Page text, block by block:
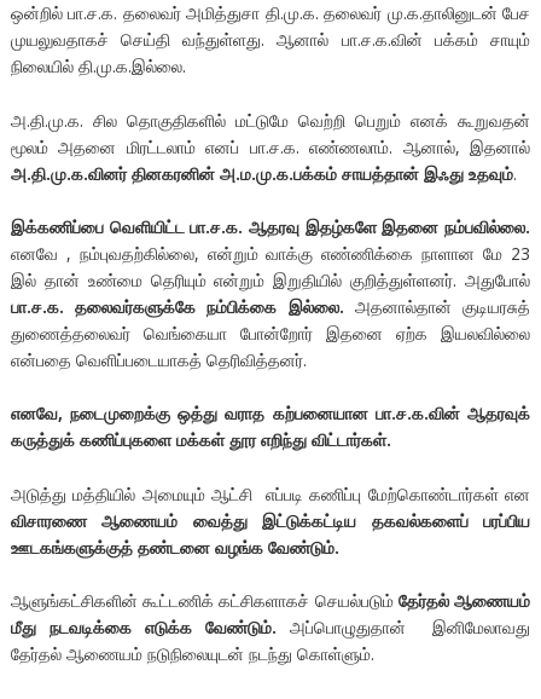
ஒன்றில் பா.ச.க. தலைவர் அமித்துசா தி.மு.க. தலைவர் மு.க.தாலினுடன் பேச
முயலுவதாகச் செய்தி வந்துள்ளது. ஆனால் பா.ச.க.வின் பக்கம் சாயும்
நிலையில் தி.மு.க.இல்லை.
அ.தி.மு.க. சில தொகுதிகளில் மட்டுமே வெற்றி பெறும் எனக் கூறுவதன்
மூலம் அதனை மிரட்டலாம் எனப் பா.ச.க. எண்ணலாம். ஆனால், இதனால்
அ.தி.மு.க.வினர் தினகரனின் அ.ம.மு.க.பக்கம் சாயத்தான் இஃது உதவும்.
இக்கணிப்பை வெளியிட்ட பா.ச.க. ஆதரவு இதழ்களே இதனை நம்பவில்லை.
எனவே , நம்புவதற்கில்லை, என்றும் வாக்கு எண்ணிக்கை நாளான மே 23
இல் தான் உண்மை தெரியும் என்றும் இறுதியில் குறித்துள்ளனர். அதுபோல்
பா.ச.க. தலைவர்களுக்கே நம்பிக்கை இல்லை. அதனால்தான் குடியரசுத்
துணைத்தலைவர் வெங்கையா போன்றோர் இதனை ஏற்க இயலவில்லை
என்பதை வெளிப்படையாகத் தெரிவித்தனர்.
எனவே, நடைமுறைக்கு ஒத்து வராத கற்பனையான பா.ச.க.வின் ஆதரவுக்
கருத்துக் கணிப்புகளை மக்கள் தூர எறிந்து விட்டார்கள்.
அடுத்து மத்தியில் அமையும் ஆட்சி எப்படி கணிப்பு மேற்கொண்டார்கள் என
விசாரணை
ஆணையம் வைத்து இட்டுக்கட்டிய தகவல்களைப்
பரப்பிய
ஊடகங்களுக்குத் தண்டனை வழங்க வேண்டும்.
ஆளுங்கட்சிகளின் கூட்டணிக் கட்சிகளாகச் செயல்படும் தேர்தல் ஆணையம்
மீது நடவடிக்கை எடுக்க வேண்டும்.அப்பொழுதுதான் இனிமேலாவது
தேர்தல் ஆணையம் நடுநிலையுடன் நடந்து கொள்ளும்.